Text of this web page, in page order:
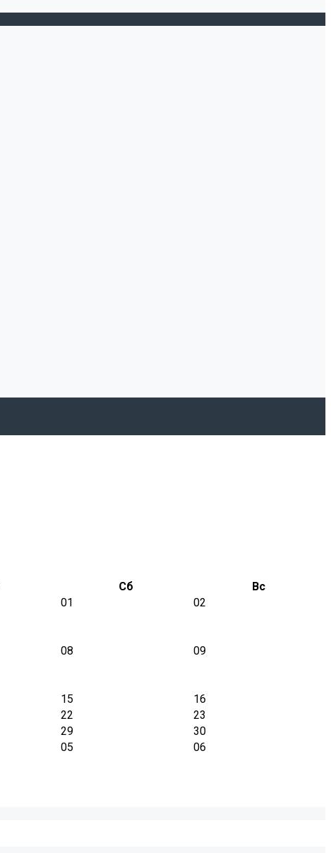
Сб
Вс
01
02
08 09
15
16
22
23
29
30
05
06